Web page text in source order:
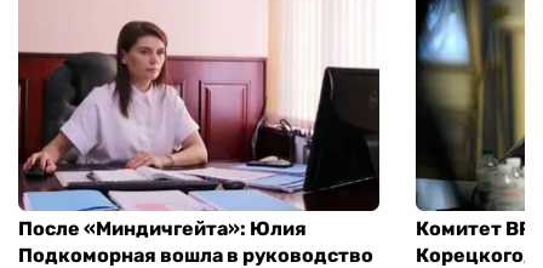
После «Миндичгейта»: Юлия
Подкоморная вошла в руководство
Комитет ВР
Корецкого,